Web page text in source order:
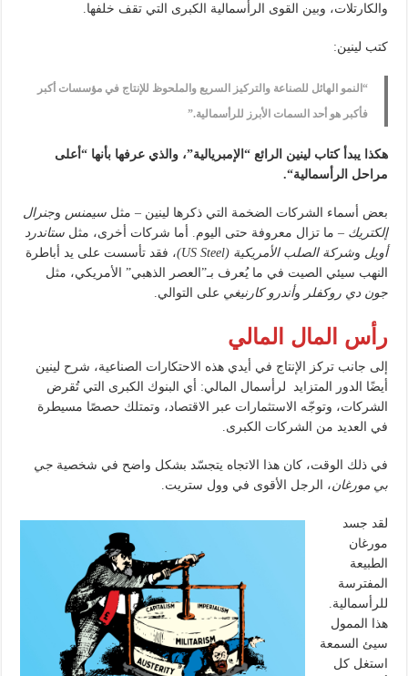
والكارتلات، وبين القوى الرأسمالية الكبرى التي تقف خلفها.
كتب لينين:
“النمو الهائل للصناعة والتركيز السريع والملحوظ للإنتاج في مؤسسات أكبر
فأكبر هو أحد السمات الأبرز للرأسمالية.”
هكذا يبدأ كتاب لينين الرائع “الإمبريالية”، والذي عرفها بأنها “أعلى
مراحل الرأسمالية“.
بعض أسماء الشركات الضخمة التي ذكرها لينين – مثلسيمنس وجنرال
إلكتريك – ما تزال معروفة حتى اليوم. أما شركات أخرى، مثلستاندرد
أويل وشركة الصلب الأمريكية (US Steel)
، فقد تأسست على يد أباطرة
النهب سيئي الصيت في ما يُعرف بـ”العصر الذهبي” الأمريكي، مثل
جون دي روكفلر
وأندرو كارنيغي على التوالي.
رأس المال المالي
إلى جانب تركز الإنتاج في أيدي هذه الاحتكارات الصناعية، شرح لينين
أيضًا الدور المتزايد لرأسمال المالي: أي البنوك الكبرى التي تُقرض
الشركات، وتوجّه الاستثمارات عبر الاقتصاد، وتمتلك حصصًا مسيطرة
في العديد من الشركات الكبرى.
في ذلك الوقت، كان هذا الاتجاه يتجسّد بشكل واضح في شخصيةجي
بي مورغان، الرجل الأقوى في وول ستريت.
لقد جسد
مورغان
الطبيعة
المفترسة
للرأسمالية.
هذا الممول
سيئ السمعة
استغل كل